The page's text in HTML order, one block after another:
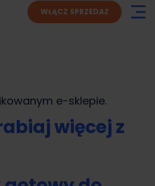
WŁĄCZ SPRZEDAŻ
e-sklepie.
więcej z